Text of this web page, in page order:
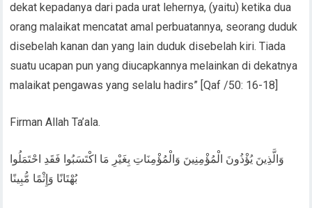
dekat kepadanya dari pada urat lehernya, (yaitu) ketika dua
orang malaikat mencatat amal perbuatannya, seorang duduk
disebelah kanan dan yang lain duduk disebelah kiri. Tiada
suatu ucapan pun yang diucapkannya melainkan di dekatnya
malaikat pengawas yang selalu hadirs” [Qaf /50: 16-18]
Firman Allah Ta’ala.
وَالَّذِينَ يُؤْذُونَ الْمُؤْمِنِينَ وَالْمُؤْمِنَاتِ بِغَيْرِ مَا اكْتَسَبُوا فَقَدِ احْتَمَلُوا
بُهْتَانًا وَإِثْمًا مُّبِينًا